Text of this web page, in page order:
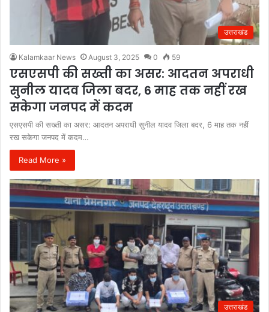
उत्तराखंड
Kalamkaar News August 3, 2025 0 59
एसएसपी की सख्ती का असर: आदतन अपराधी
सुनील यादव जिला बदर, 6 माह तक नहीं रख
सकेगा जनपद में कदम
एसएसपी की सख्ती का असर: आदतन अपराधी सुनील यादव जिला बदर, 6 माह तक नहीं
रख सकेगा जनपद में कदम…
Read More »
उत्तराखंड